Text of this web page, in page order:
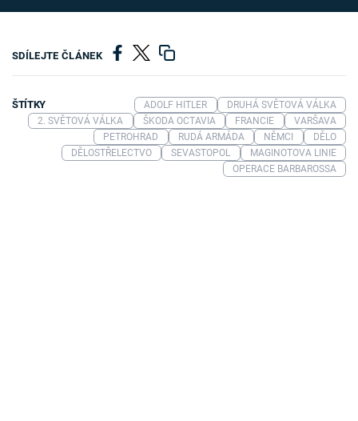
SDÍLEJTE ČLÁNEK
ŠTÍTKY ADOLF HITLER
DRUHÁ SVĚTOVÁ VÁLKA
2. SVĚTOVÁ VÁLKA
ŠKODA OCTAVIA FRANCIE
VARŠAVA
PETROHRAD
RUDÁ ARMÁDA NĚMCI
DĚLO
DĚLOSTŘELECTVO
SEVASTOPOL
MAGINOTOVA LINIE
OPERACE BARBAROSSA